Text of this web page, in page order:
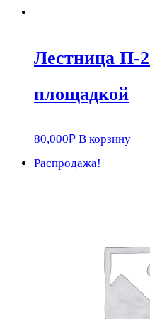
Лестница П-
площадкой
80,000₽ В корзину
Распродажа!